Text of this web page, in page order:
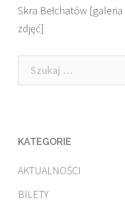
navigation
Skra Bełchatów [galeria
zdjęć]
Szukaj:
KATEGORIE
AKTUALNOŚCI
BILETY